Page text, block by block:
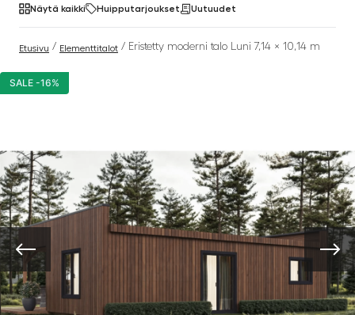
Näytä kaikki Huipputarjoukset Uutuudet
Etusivu / Elementtitalot / Eristetty moderni talo Luni 7,14 × 10,14 m
SALE -16%